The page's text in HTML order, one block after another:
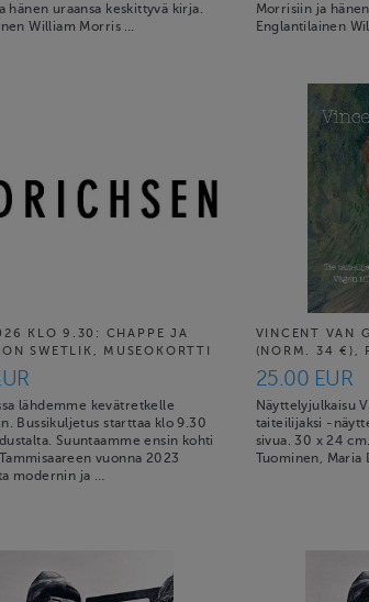
hänen uraansa keskittyvä kirja.
William Morris …
Morrisiin ja
Englantilainen
KLO 9.30: CHAPPE JA
SWETLIK, MUSEOKORTTI
lähdemme kevätretkelle
Bussikuljetus starttaa klo 9.30
Suuntaamme ensin kohti
vuonna 2023
modernin ja …
VINCENT VAN
(NORM. 34 €),
25.00 EUR
Näyttelyjulkaisu
taiteilijaksi -
sivua. 30 x 24
Tuominen,